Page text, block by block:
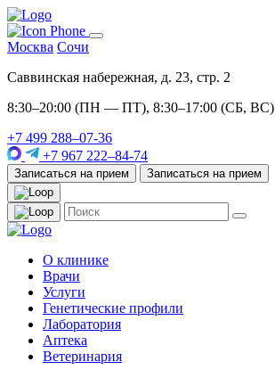
Москва Сочи
Саввинская набережная, д. 23, стр. 2
8:30–20:00 (ПН — ПТ), 8:30–17:00 (СБ, ВС)
+7 499 288–07-36
+7 967 222–84-74
Записаться на прием Записаться на прием
О клинике
Врачи
Услуги
Генетические профили
Лаборатория
Аптека
Ветеринария